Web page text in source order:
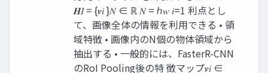
𝑯𝐼 = {𝒗𝑖 }𝑁 ∈ ℝ 𝑁 = ℎ𝑤 𝑖=1 利点とし
て、画像全体の情報を利用できる • 領
域特徴 • 画像内のN個の物体領域から
抽出する • 一般的には、FasterR-CNN
のRoI Pooling後の特 徴マップ𝒗𝑖 ∈